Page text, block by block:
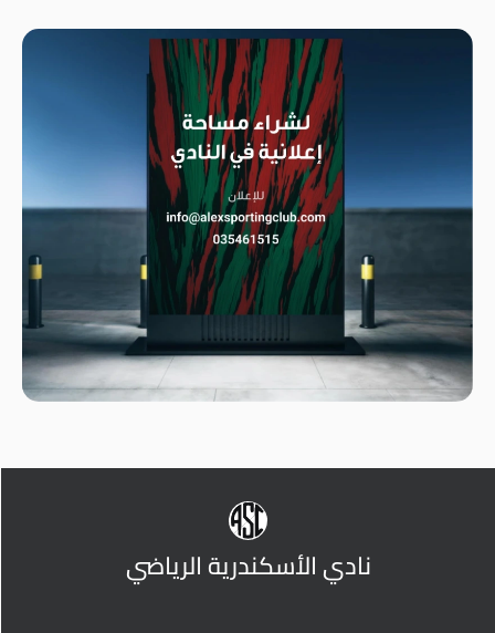
نادي الأسكندرية الرياضي